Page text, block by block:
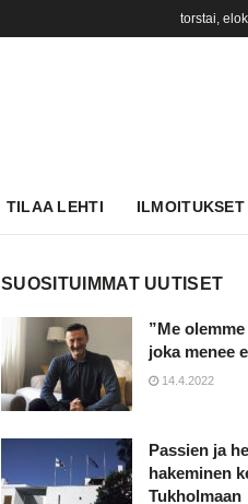
torstai,
TILAA LEHTI ILMOITUKSET
SUOSITUIMMAT UUTISET
”Me
joka menee
14.4.2022
Passien ja
hakeminen
Tukholmaan